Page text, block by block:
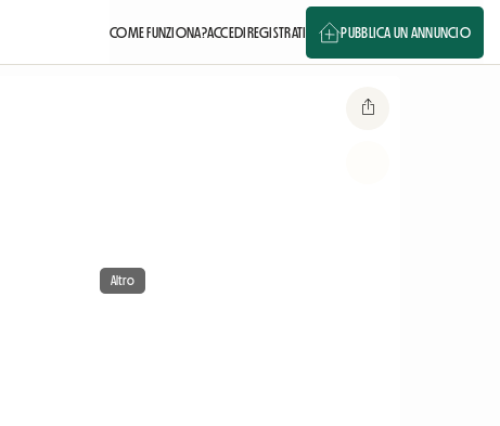
COME FUNZIONA?ACCEDIREGISTRATI PUBBLICA UN ANNUNCIO
Altro